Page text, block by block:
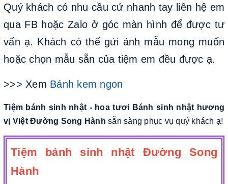
Quý khách có nhu cầu cứ nhanh tay liên hệ em
qua FB hoặc Zalo ở góc màn hình để được tư
vấn ạ. Khách có thể gửi ảnh mẫu mong muốn
hoặc chọn mẫu sẵn của tiệm em đều được ạ.
>>> Xem Bánh kem ngon
Tiệm bánh sinh nhật - hoa tươi Bánh sinh nhật hương
vị Việt Đường Song Hành sẵn sàng phục vụ quý khách ạ!
Tiệm bánh sinh nhật Đường Song
Hành